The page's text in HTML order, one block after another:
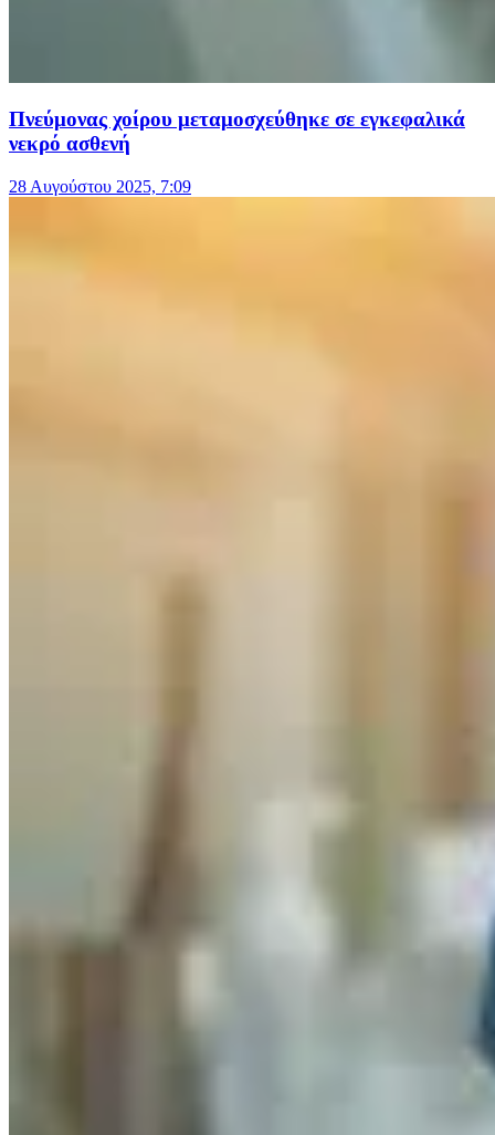
Πνεύμονας χοίρου μεταμοσχεύθηκε σε εγκεφαλικά
νεκρό ασθενή
28 Αυγούστου 2025, 7:09